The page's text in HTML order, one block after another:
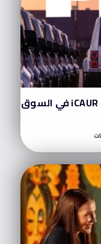
جي بي أوتو تستعد لإطلاق علامة iCAUR في السوق